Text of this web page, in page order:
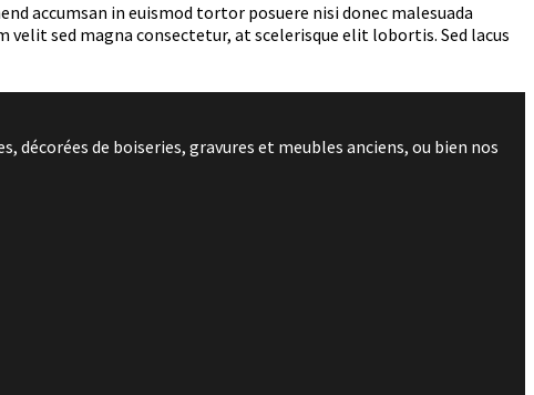
accumsan in euismod tortor posuere nisi donec malesuada
sed magna consectetur, at scelerisque elit lobortis. Sed lacus
de boiseries, gravures et meubles anciens, ou bien nos